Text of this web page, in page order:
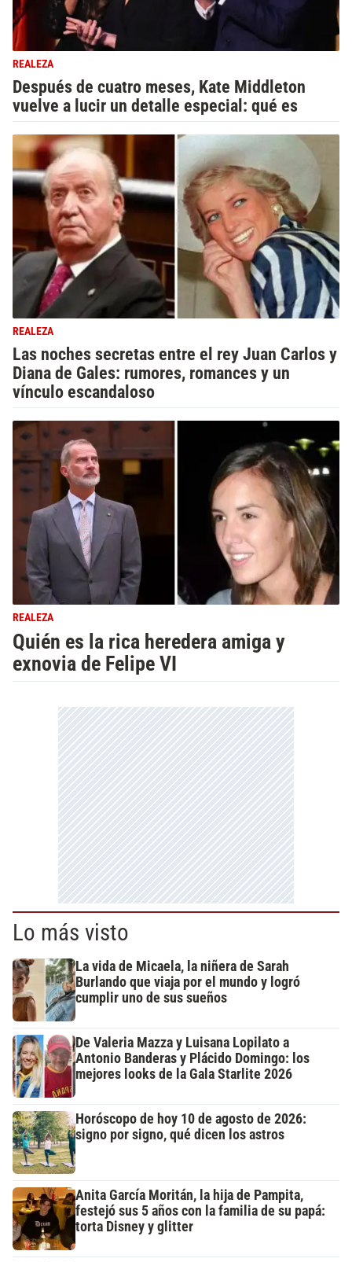
REALEZA
Después de cuatro meses, Kate Middleton
vuelve a lucir un detalle especial: qué es
REALEZA
Las noches secretas entre el rey Juan Carlos y
Diana de Gales: rumores, romances y un
vínculo escandaloso
REALEZA
Quién es la rica heredera amiga y
exnovia de Felipe VI
Lo más visto
La vida de Micaela, la niñera de Sarah
Burlando que viaja por el mundo y logró
cumplir uno de sus sueños
De Valeria Mazza y Luisana Lopilato a
Antonio Banderas y Plácido Domingo: los
mejores looks de la Gala Starlite 2026
Horóscopo de hoy 10 de agosto de 2026:
signo por signo, qué dicen los astros
Anita García Moritán, la hija de Pampita,
festejó sus 5 años con la familia de su papá:
torta Disney y glitter